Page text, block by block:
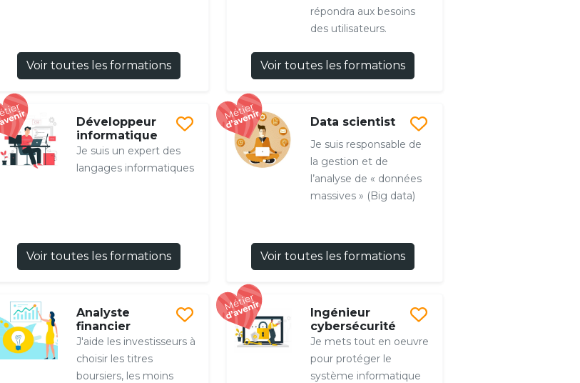
Voir toutes les formations
répondra aux besoins
des utilisateurs.
Voir toutes les formations
Développeur
informatique
Je suis un expert des
langages informatiques
Voir toutes les formations
Data scientist
Je suis responsable de
la gestion et de
l’analyse de « données
massives » (Big data)
Voir toutes les formations
Analyste
financier
J'aide les investisseurs à
choisir les titres
boursiers, les moins
Ingénieur
cybersécurité
Je mets tout en oeuvre
pour protéger le
système informatique